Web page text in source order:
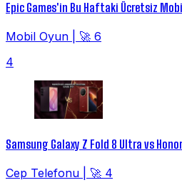
Epic Games'in Bu Haftaki Ücretsiz
Mobil Oyun
🚀 6
4
Samsung Galaxy Z Fold 8 Ultra vs
Cep Telefonu
🚀 4